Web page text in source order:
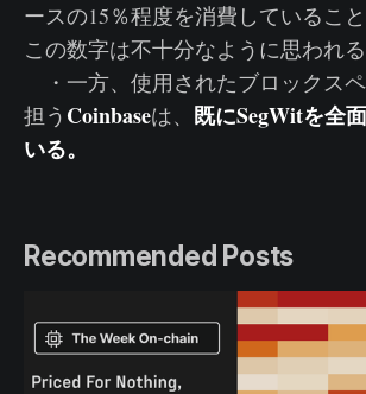
ースの15％程度を消費していること
この数字は不十分なように思われる
・一方、使用されたブロックス
担う Coinbaseは、 既にSegWitを全
いる。
Recommended Posts